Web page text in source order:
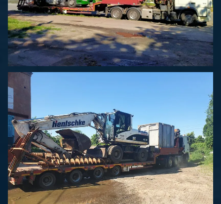
Спецперевозки
Спецперевозки